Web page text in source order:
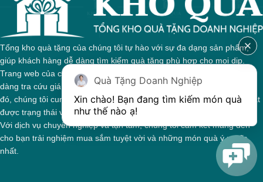
Tổng kho quà tặng của chúng tôi tự hào với sự đa dạng sản phẩm,
giúp khách hàng dễ dàng tìm kiếm quà tặng phù hợp cho mọi dịp.
Trang web của chúng tôi được thiết kế trực quan, cho phép bạn dễ
dàng tra cứu giá cả và thông tin chi tiết về từng sản phẩm. Bên cạnh
đó, chúng tôi cung cấp hệ thống theo dõi đơn hàng, giúp bạn nắm bắt
được trạng thái và giai đoạn xử lý của đơn hàng một cách thuận tiện.
Với dịch vụ chuyên nghiệp và tận tâm, chúng tôi cam kết mang đến
cho bạn trải nghiệm mua sắm tuyệt vời và những món quà ý nghĩa
nhất.
Quà Tặng Doanh Nghiệp
Xin chào! Bạn đang tìm kiếm món quà
như thế nào ạ!